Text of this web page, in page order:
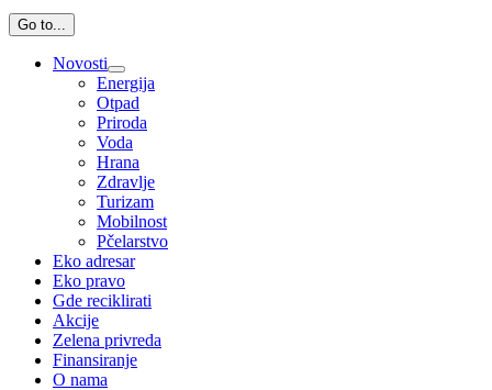
Go to...
Novosti
Energija
Otpad
Priroda
Voda
Hrana
Zdravlje
Turizam
Mobilnost
Pčelarstvo
Eko adresar
Eko pravo
Gde reciklirati
Akcije
Zelena privreda
Finansiranje
O nama